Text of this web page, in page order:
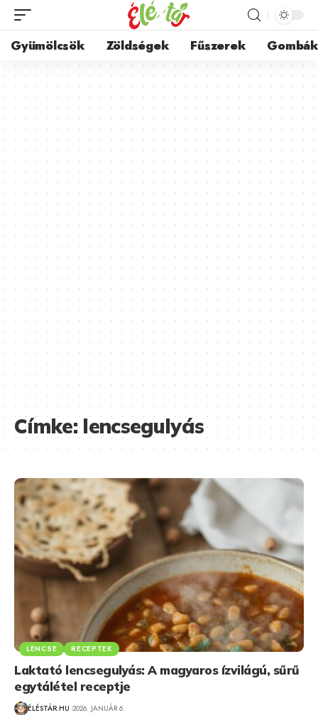
Gyümölcsök Zöldségek Fűszerek Gombák
Címke:lencsegulyás
LENCSE RECEPTEK
Laktató lencsegulyás: A magyaros ízvilágú, sűrű
egytálétel receptje
ÉLÉSTÁR.HU 2026. JANUÁR 6.